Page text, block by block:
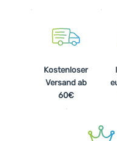
Kostenloser
Versand ab
60€